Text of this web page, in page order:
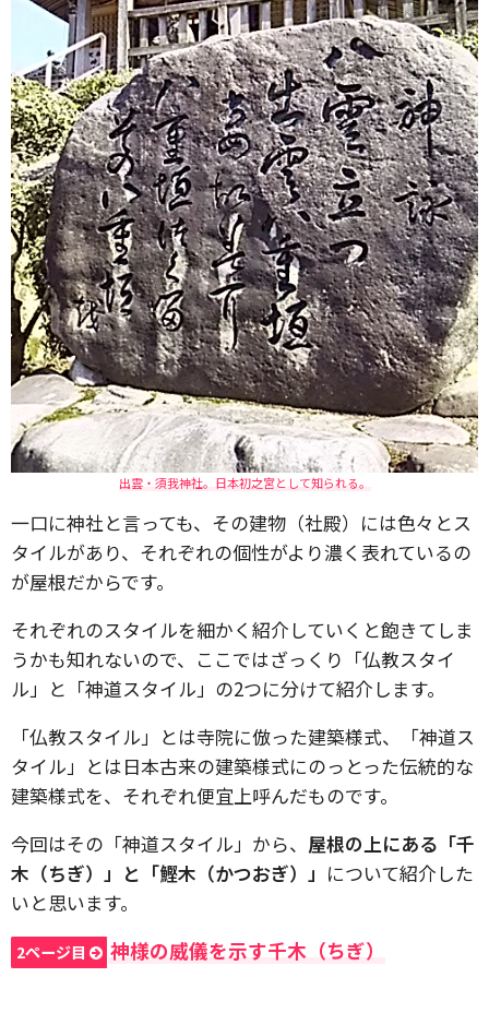
出雲・須我神社。日本初之宮として知られる。
一口に神社と言っても、その建物（社殿）には色々とス
タイルがあり、それぞれの個性がより濃く表れているの
が屋根だからです。
それぞれのスタイルを細かく紹介していくと飽きてしま
うかも知れないので、ここではざっくり「仏教スタイ
ル」と「神道スタイル」の2つに分けて紹介します。
「仏教スタイル」とは寺院に倣った建築様式、「神道ス
タイル」とは日本古来の建築様式にのっとった伝統的な
建築様式を、それぞれ便宜上呼んだものです。
今回はその「神道スタイル」から、 屋根の上にある「千
木（ちぎ）」と「鰹木（かつおぎ）」 について紹介した
いと思います。
2ページ目 神様の威儀を示す千木（ちぎ）